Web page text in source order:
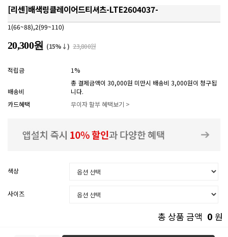
[리센]배색링클레이어드티셔츠-LTE2604037-
1(66~88),2(99~110)
20,300원 (15%↓) 23,800원
적립금 1%
배송비
총 결제금액이 30,000원 미만시 배송비 3,000원이 청구됩
니다.
카드혜택
무이자 할부 혜택보기 >
색상
사이즈
총 상품 금액 0 원